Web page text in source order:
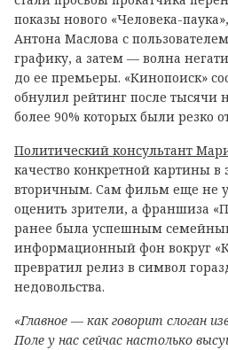
показы нового «Человека-
Антона Маслова с
графику, а затем — волна
до ее премьеры. «Кинопоиск»
обнулил рейтинг после тысячи
более 90% которых были резко
Политический консультант
качество конкретной картины в
вторичным. Сам фильм еще не
оценить зрители, а франшиза
ранее была успешным
информационный фон вокруг
превратил релиз в символ
недовольства.
«Главное — как говорит слоган
Поле у нас сейчас настолько